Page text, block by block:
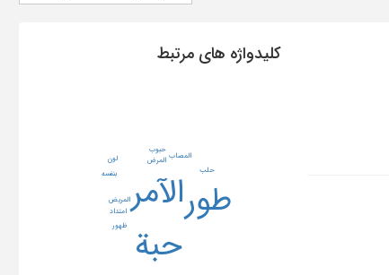
کلیدواژه های مرتبط
الآمر
حبة
طور
المرض
المریض
المصاب
امتداد
بنفسه
حبوب
حلب
ظهور
لون